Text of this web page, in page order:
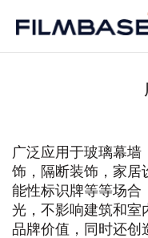
广泛应用于玻璃幕墙
饰，隔断装饰，家居
能性标识牌等等场合
光，不影响建筑和室
品牌价值，同时还创